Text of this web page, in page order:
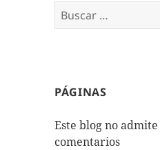
Buscar:
PÁGINAS
Este blog no admite
comentarios